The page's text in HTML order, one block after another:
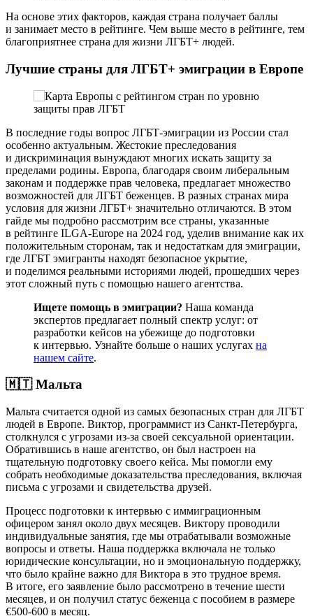
На основе этих факторов, каждая страна получает баллы
и занимает место в рейтинге. Чем выше место в рейтинге, тем
благоприятнее страна для жизни ЛГБТ+ людей.
Лучшие страны для ЛГБТ+ эмиграции в Европе
В последние годы вопрос ЛГБТ-эмиграции из России стал
особенно актуальным. Жестокие преследования
и дискриминация вынуждают многих искать защиту за
пределами родины. Европа, благодаря своим либеральным
законам и поддержке прав человека, предлагает множество
возможностей для ЛГБТ беженцев. В разных странах мира
условия для жизни ЛГБТ+ значительно отличаются. В этом
гайде мы подробно рассмотрим все страны, указанные
в рейтинге ILGA-Europe на 2024 год, уделив внимание как их
положительным сторонам, так и недостаткам для эмиграции,
где ЛГБТ эмигранты находят безопасное укрытие,
и поделимся реальными историями людей, прошедших через
этот сложный путь с помощью нашего агентства.
Ищете помощь в эмиграции? Наша команда
экспертов предлагает полный спектр услуг: от
разработки кейсов на убежище до подготовки
к интервью. Узнайте больше о наших услугах на
нашем сайте.
🇲🇹 Мальта
Мальта считается одной из самых безопасных стран для ЛГБТ
людей в Европе. Виктор, программист из Санкт-Петербурга,
столкнулся с угрозами из-за своей сексуальной ориентации.
Обратившись в наше агентство, он был настроен на
тщательную подготовку своего кейса. Мы помогли ему
собрать необходимые доказательства преследования, включая
письма с угрозами и свидетельства друзей.
Процесс подготовки к интервью с иммиграционным
офицером занял около двух месяцев. Виктору проводили
индивидуальные занятия, где мы отрабатывали возможные
вопросы и ответы. Наша поддержка включала не только
юридические консультации, но и эмоциональную поддержку,
что было крайне важно для Виктора в это трудное время.
В итоге, его заявление было рассмотрено в течение шести
месяцев, и он получил статус беженца с пособием в размере
€500-600 в месяц.